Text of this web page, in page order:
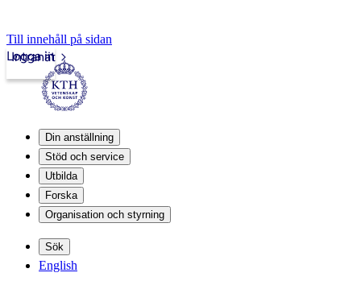
Till innehåll på sidan
Intranät
Logga in
Din anställning
Stöd och service
Utbilda
Forska
Organisation och styrning
Sök
English